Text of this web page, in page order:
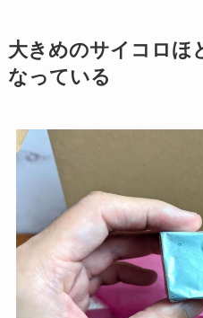
大きめのサイコロほ
なっている